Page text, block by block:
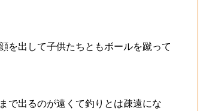
を出して子供たちともボールを蹴って
で出るのが遠くて釣りとは疎遠にな